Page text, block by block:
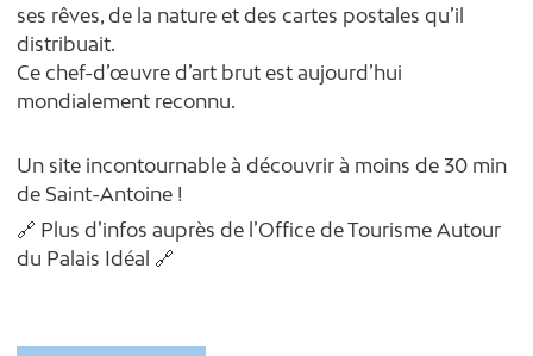
ses rêves, de la nature et des cartes postales qu’il
distribuait.
Ce chef-d’œuvre d’art brut est aujourd’hui
mondialement reconnu.
Un site incontournable à découvrir à moins de 30 min
de Saint-Antoine !
🔗 Plus d’infos auprès de l’Office de Tourisme Autour
du Palais Idéal 🔗